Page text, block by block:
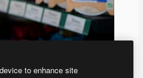
to enhance site